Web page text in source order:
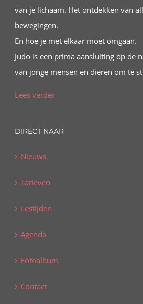
van je lichaam. Het ontdekken van
bewegingen.
En hoe je met elkaar moet omgaan.
Judo is een prima aansluiting op de
van jonge mensen en dieren om te
Lees verder
DIRECT NAAR
Nieuws
Tarieven
Lestijden
Agenda
Fotoalbum
Contact